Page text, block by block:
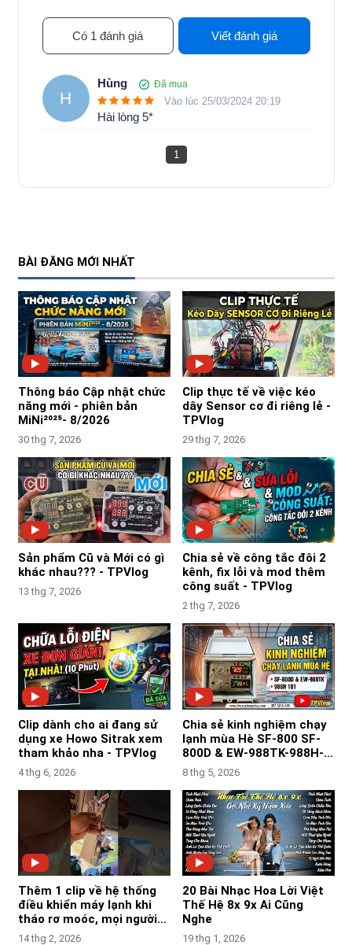
Có 1 đánh giá Viết đánh giá
H
Hùng Đã mua
Vào lúc 25/03/2024 20:19
Hài lòng 5*
1
BÀI ĐĂNG MỚI NHẤT
Thông báo Cập nhật chức
năng mới - phiên bản
MiNi²⁰²⁵- 8/2026
30 thg 7, 2026
Clip thực tế về việc kéo
dây Sensor cơ đi riêng lẻ -
TPVlog
29 thg 7, 2026
Sản phẩm Cũ và Mới có gì
khác nhau??? - TPVlog
13 thg 7, 2026
Chia sẻ về công tắc đôi 2
kênh, fix lỗi và mod thêm
công suất - TPVlog
2 thg 7, 2026
Clip dành cho ai đang sử
dụng xe Howo Sitrak xem
tham khảo nha - TPVlog
4 thg 6, 2026
Chia sẻ kinh nghiệm chạy
lạnh mùa Hè SF-800 SF-
800D & EW-988TK-988H-
181Y-183Z - TPVlog
8 thg 5, 2026
Thêm 1 clip về hệ thống
điều khiển máy lạnh khi
tháo rơ moóc, mọi người
tham khảo nha-TPVlog
14 thg 2, 2026
20 Bài Nhạc Hoa Lời Việt
Thế Hệ 8x 9x Ai Cũng
Nghe
19 thg 1, 2026